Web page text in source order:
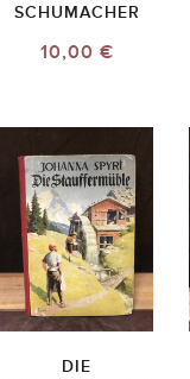
SCHUMACHER
10,00 €
DIE